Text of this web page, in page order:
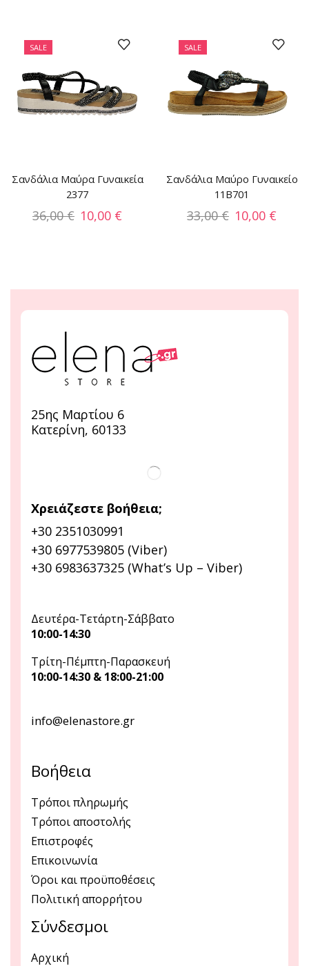
SALE
Σανδάλια Μαύρα Γυναικεία
2377
36,00€ 10,00 €
SALE
Σανδάλια Μαύρο Γυναικείο
11B701
33,00€ 10,00 €
25ης Μαρτίου 6
Κατερίνη, 60133
Χρειάζεστε βοήθεια;
+30 2351030991
+30 6977539805 (Viber)
+30 6983637325 (What’s Up – Viber)
Δευτέρα-Τετάρτη-Σάββατο
10:00-14:30
Τρίτη-Πέμπτη-Παρασκευή
10:00-14:30 & 18:00-21:00
info@elenastore.gr
Βοήθεια
Τρόποι πληρωμής
Τρόποι αποστολής
Επιστροφές
Επικοινωνία
Όροι και προϋποθέσεις
Πολιτική απορρήτου
Σύνδεσμοι
Αρχική